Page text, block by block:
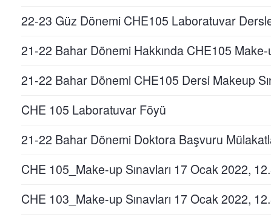
22-23 Güz Dönemi CHE105 Laboratuvar
21-22 Bahar Dönemi Hakkında CHE105 Make-
21-22 Bahar Dönemi CHE105 Dersi Makeup
CHE 105 Laboratuvar Föyü
21-22 Bahar Dönemi Doktora Başvuru
CHE 105_Make-up Sınavları 17 Ocak 2022,
CHE 103_Make-up Sınavları 17 Ocak 2022,